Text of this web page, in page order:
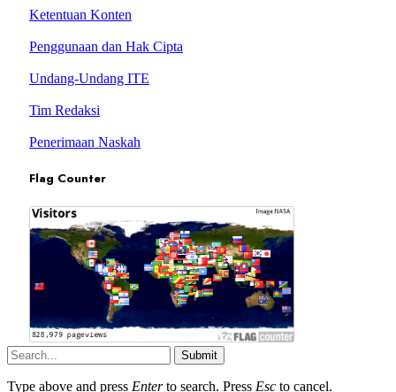
Ketentuan Konten
Penggunaan dan Hak Cipta
Undang-Undang ITE
Tim Redaksi
Penerimaan Naskah
Flag Counter
Submit
Type above and press Enterto search. Press Esc to cancel.